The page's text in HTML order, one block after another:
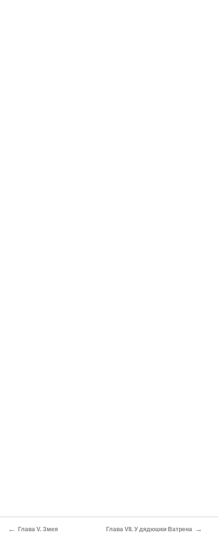
← Глава V. Змея Глава VII. У дядюшки Ватрена →